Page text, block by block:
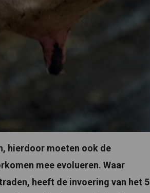
hierdoor moeten ook de
mee evolueren. Waar
heeft de invoering van het 5